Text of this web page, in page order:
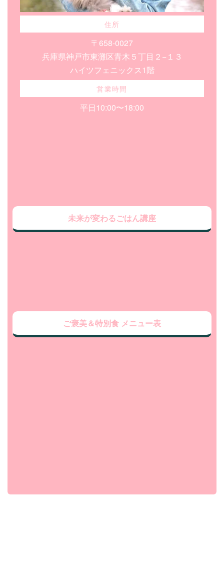
住所
〒658-0027
兵庫県神戸市東灘区青木５丁目２−１３
ハイツフェニックス1階
営業時間
平日10:00〜18:00
未来が変わるごはん講座
ご褒美＆特別食 メニュー表